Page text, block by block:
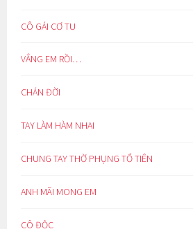
CÔ GÁI CƠ TU
VẮNG EM RỒI…
CHÁN ĐỜI
TAY LÀM HÀM NHAI
CHUNG TAY THỜ PHỤNG TỔ TIÊN
ANH MÃI MONG EM
CÔ ĐỘC